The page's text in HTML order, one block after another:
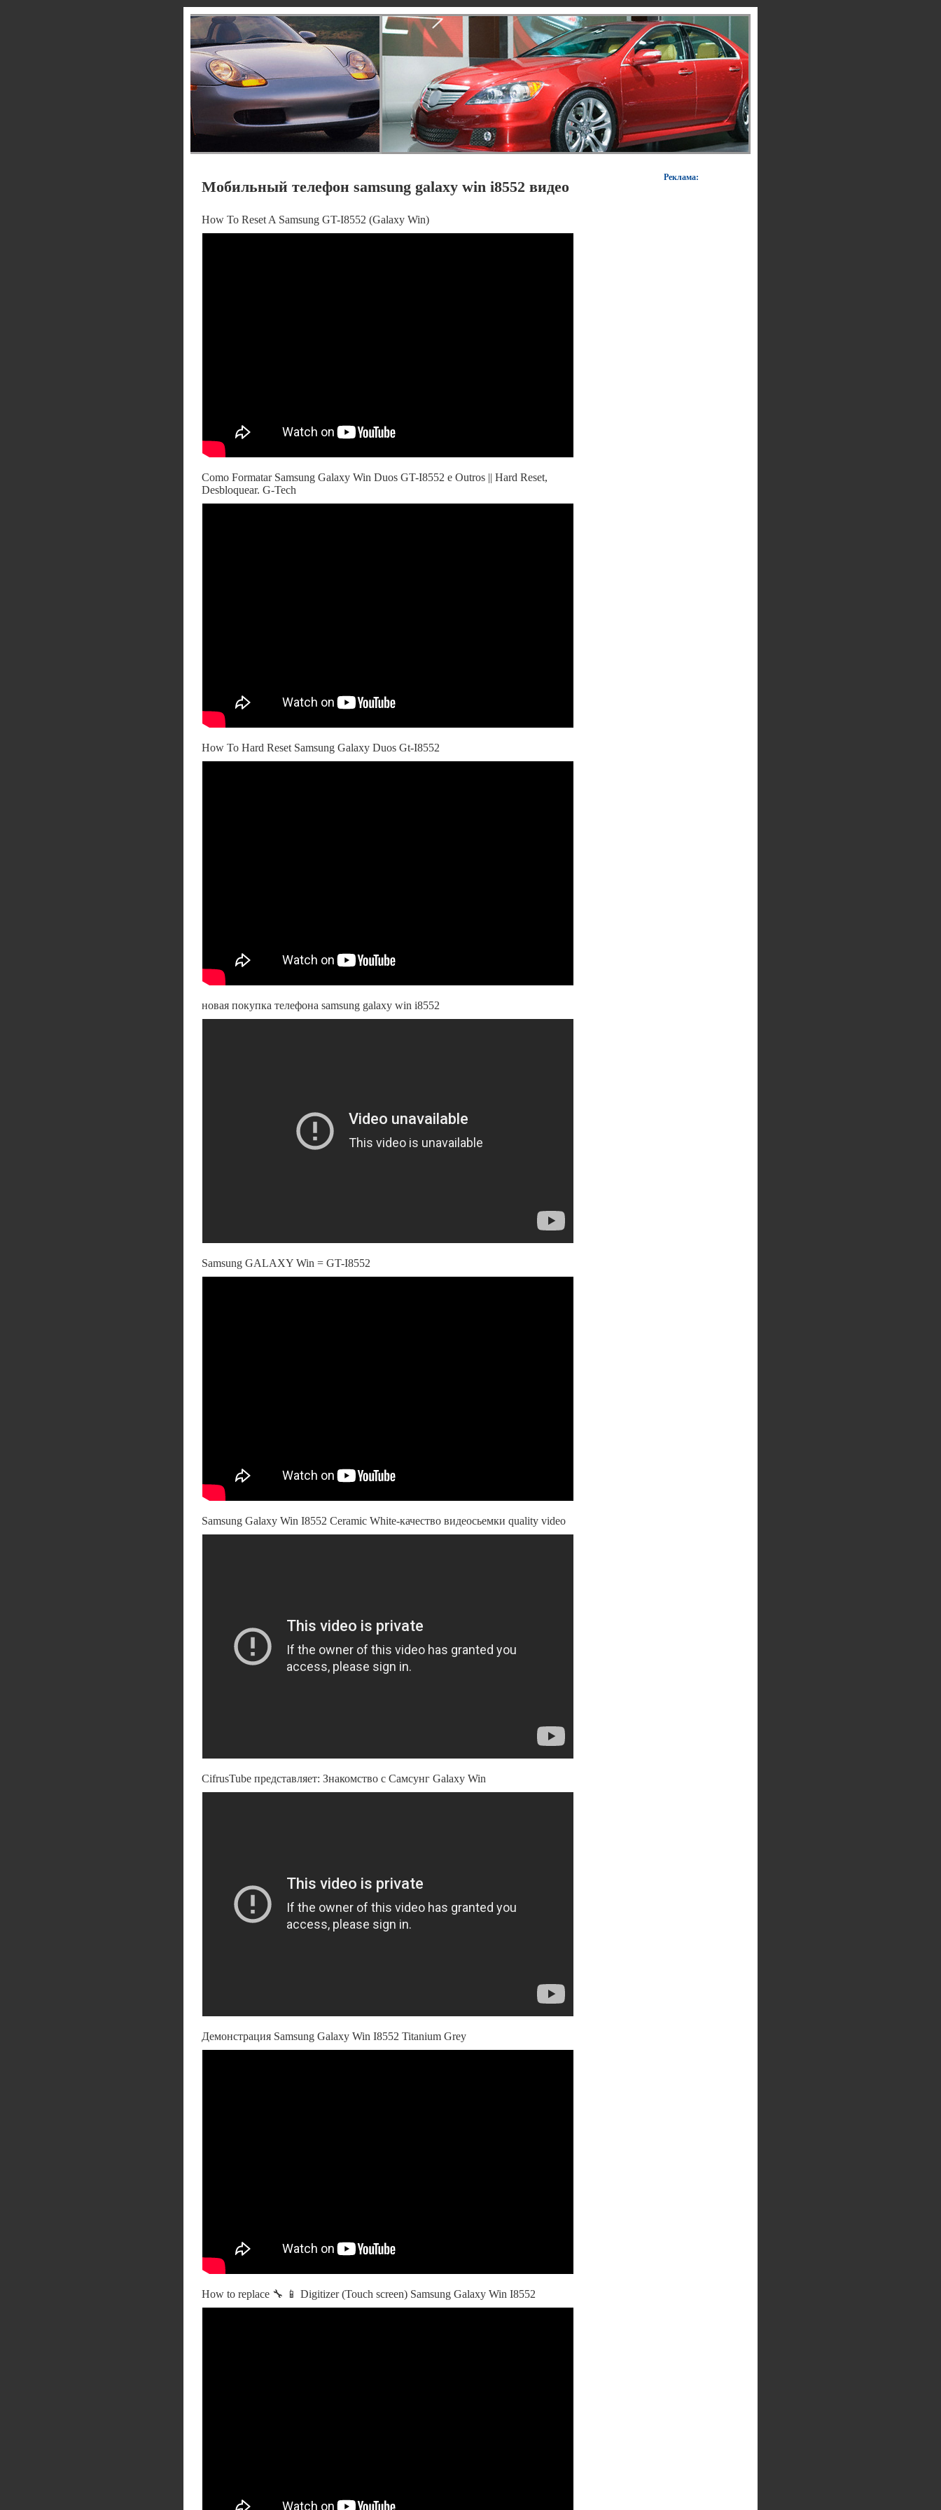
Мобильный телефон samsung galaxy win i8552 видео
How To Reset A Samsung GT-I8552 (Galaxy Win)
Como Formatar Samsung Galaxy Win Duos GT-I8552 e Outros || Hard Reset,
Desbloquear. G-Tech
How To Hard Reset Samsung Galaxy Duos Gt-I8552
новая покупка телефона samsung galaxy win i8552
Samsung GALAXY Win = GT-I8552
Samsung Galaxy Win I8552 Ceramic White-качество видеосьемки quality video
CifrusTube представляет: Знакомство с Самсунг Galaxy Win
Демонстрация Samsung Galaxy Win I8552 Titanium Grey
How to replace 🔧 📱 Digitizer (Touch screen) Samsung Galaxy Win I8552
Реклама: